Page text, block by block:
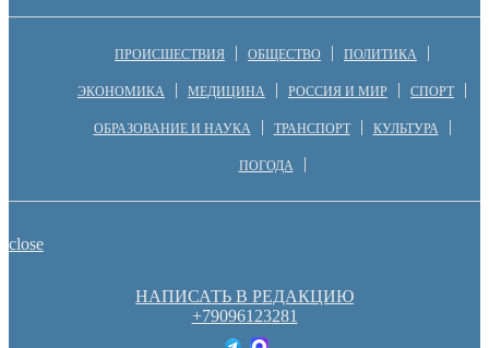
ПРОИСШЕСТВИЯ ОБЩЕСТВО ПОЛИТИКА
ЭКОНОМИКА МЕДИЦИНА РОССИЯ И МИР СПОРТ
ОБРАЗОВАНИЕ И НАУКА ТРАНСПОРТ КУЛЬТУРА
ПОГОДА
close
НАПИСАТЬ В РЕДАКЦИЮ
+79096123281